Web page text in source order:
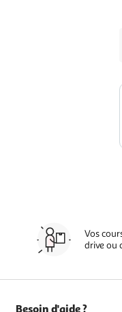
Vos
drive ou
Besoin d'aide ?